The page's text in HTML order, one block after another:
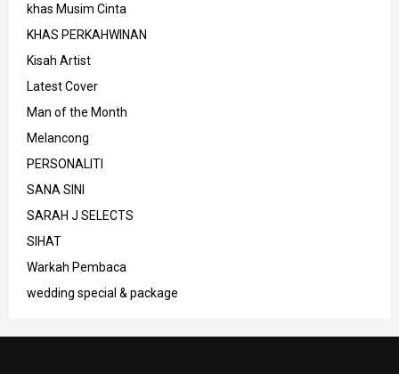
khas Musim Cinta
KHAS PERKAHWINAN
Kisah Artist
Latest Cover
Man of the Month
Melancong
PERSONALITI
SANA SINI
SARAH J SELECTS
SIHAT
Warkah Pembaca
wedding special & package